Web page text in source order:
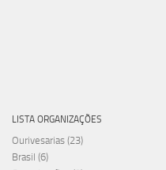
LISTA ORGANIZAÇÕES
Ourivesarias (23)
Brasil (6)